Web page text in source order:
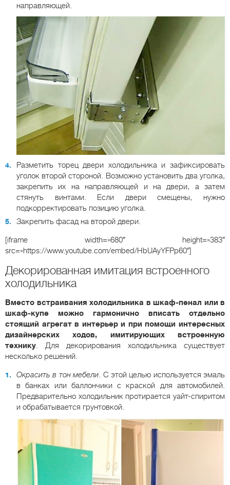
направляющей.
Разметить торец двери холодильника и зафиксировать
уголок второй стороной. Возможно установить два уголка,
закрепить их на направляющей и на двери, а затем
стянуть винтами. Если двери смещены, нужно
подкорректировать позицию уголка.
Закрепить фасад на второй двери.
[iframe width=»680″ height=»383″
src=»https://www.youtube.com/embed/HbUAyYFPp60″]
Декорированная имитация встроенного
холодильника
Вместо встраивания холодильника в шкаф-пенал или в
шкаф-купе можно гармонично вписать отдельно
стоящий агрегат в интерьер и при помощи интересных
дизайнерских ходов, имитирующих встроенную
технику. Для декорирования холодильника существует
несколько решений.
Окрасить в тон мебели. С этой целью используется эмаль
в банках или баллончики с краской для автомобилей.
Предварительно холодильник протирается уайт-спиритом
и обрабатывается грунтовкой.